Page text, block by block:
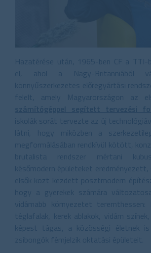
Hazatérése után, 1965-ben CF a TTI-
el, ahol a Nagy-Britanniából
könnyűszerkezetes előregyártási
felelt, amely Magyarországon az
számítógéppel segített tervezési
iskolák sorát tervezte az új
látni, hogy miközben a
megformálásában rendkívül kötött,
brutalista rendszer mértani
későmodern épületeket eredményezett,
elsők közt kezdett posztmodern
hogy a gyerekek számára
vidámabb környezetet teremthessen:
téglafalak, kerek ablakok, vidám
képest tágas, a közösségi életnek
zsibongók fémjelzik oktatási épületeit.